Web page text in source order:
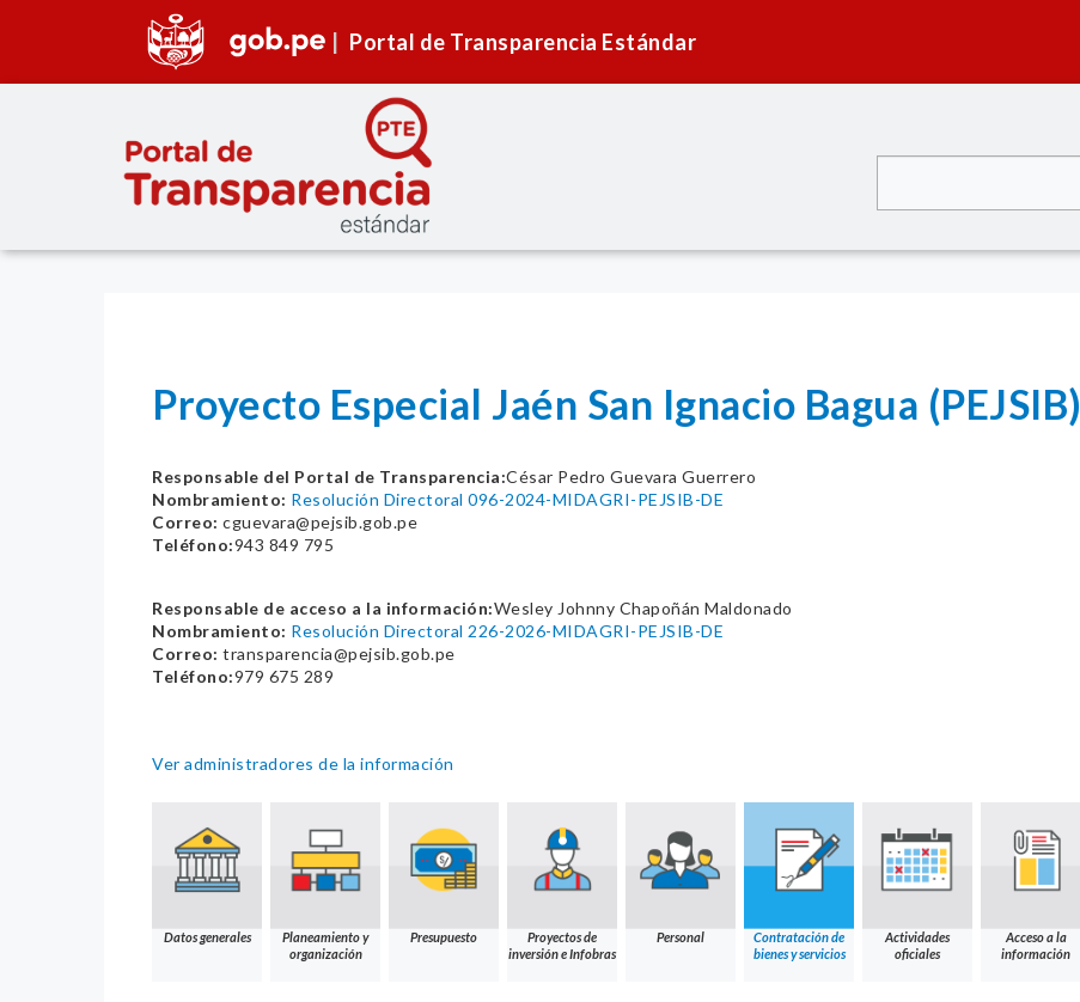
Portal de Transparencia Estándar
Proyecto Especial Jaén San Ignacio Bagua (PEJSIB)
Responsable del Portal de Transparencia:César Pedro Guevara Guerrero
Nombramiento: Resolución Directoral 096-2024-MIDAGRI-PEJSIB-DE
Correo: cguevara@pejsib.gob.pe
Teléfono:943 849 795
Responsable de acceso a la información:Wesley Johnny Chapoñán Maldonado
Nombramiento: Resolución Directoral 226-2026-MIDAGRI-PEJSIB-DE
Correo: transparencia@pejsib.gob.pe
Teléfono:979 675 289
Ver administradores de la información
Datos generales
Planeamiento y
organización
Presupuesto
Proyectos de
inversión e Infobras
Personal
Contratación de
bienes y servicios
Actividades
oficiales
Acceso a la
información